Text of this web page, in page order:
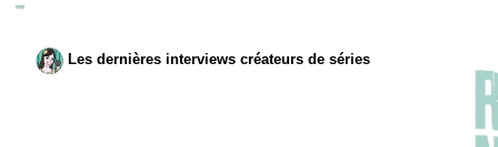
Les dernières interviews créateurs de séries